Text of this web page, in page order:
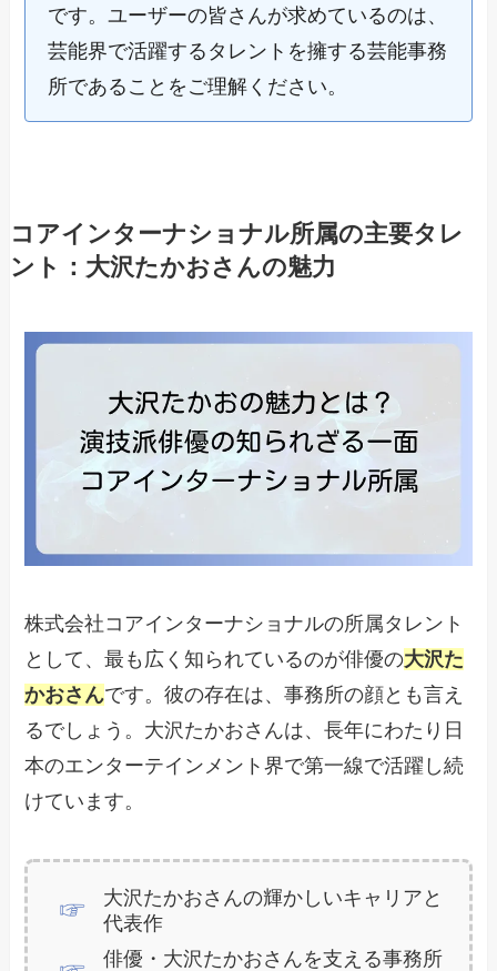
です。ユーザーの皆さんが求めているのは、
芸能界で活躍するタレントを擁する芸能事務
所であることをご理解ください。
コアインターナショナル所属の主要タレ
ント：大沢たかおさんの魅力
株式会社コアインターナショナルの所属タレント
として、最も広く知られているのが俳優の大沢た
かおさんです。彼の存在は、事務所の顔とも言え
るでしょう。大沢たかおさんは、長年にわたり日
本のエンターテインメント界で第一線で活躍し続
けています。
大沢たかおさんの輝かしいキャリアと
代表作
俳優・大沢たかおさんを支える事務所